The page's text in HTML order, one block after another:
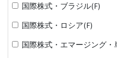
国際株式・ブラジル(F)
国際株式・ロシア(F)
国際株式・エマージング・